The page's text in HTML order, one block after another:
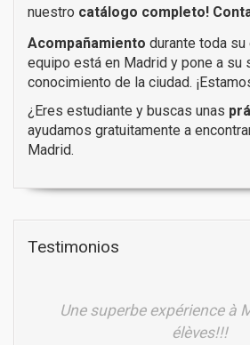
nuestro catálogo completo!
Acompañamiento durante toda
equipo está en Madrid y pone a su
conocimiento de la ciudad.
¿Eres estudiante y buscas unas
ayudamos gratuitamente a
Madrid.
Testimonios
Une superbe expérience à
élèves!!!